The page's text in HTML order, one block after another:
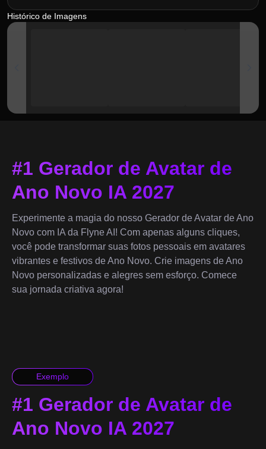
Histórico de Imagens
#1 Gerador de Avatar de
Ano Novo IA 2027
Experimente a magia do nosso Gerador de Avatar de Ano
Novo com IA da Flyne AI! Com apenas alguns cliques,
você pode transformar suas fotos pessoais em avatares
vibrantes e festivos de Ano Novo. Crie imagens de Ano
Novo personalizadas e alegres sem esforço. Comece
sua jornada criativa agora!
Exemplo
#1 Gerador de Avatar de
Ano Novo IA 2027